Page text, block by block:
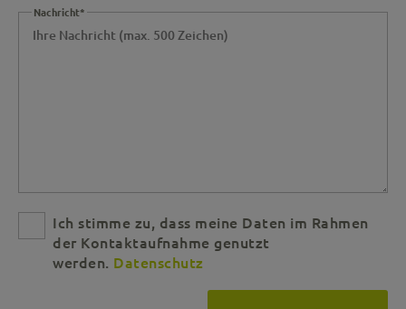
Nachricht*
Ich stimme zu, dass meine Daten im Rahmen
der Kontaktaufnahme genutzt
werden. Datenschutz